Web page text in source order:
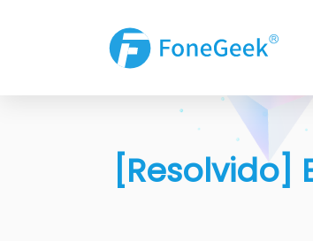
[Resolvido]